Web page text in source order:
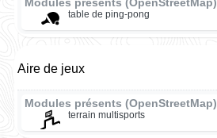
Modules présents (OpenStreetMap)
table de ping-pong
Aire de jeux
Modules présents (OpenStreetMap)
terrain multisports